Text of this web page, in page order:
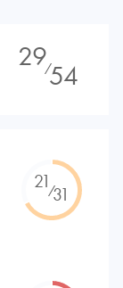
29⁄54
21⁄31